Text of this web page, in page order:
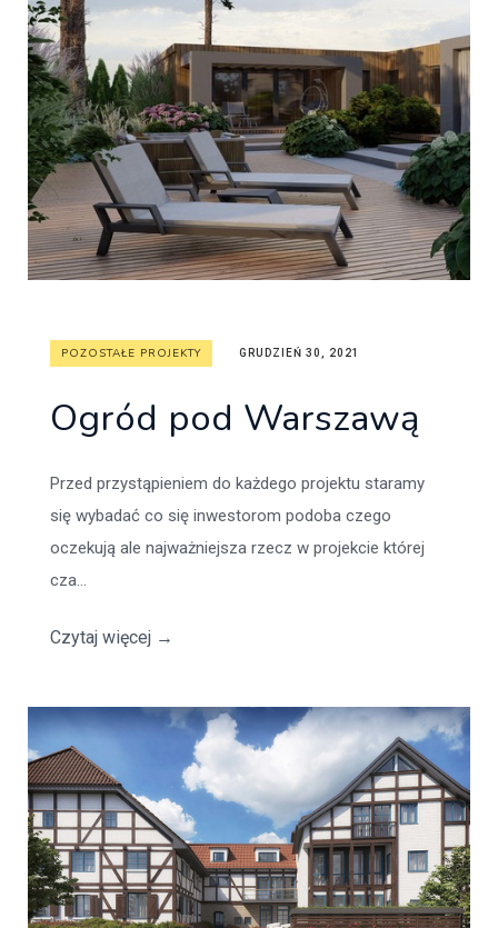
POZOSTAŁE PROJEKTY GRUDZIEŃ 30, 2021
Ogród pod Warszawą
Przed przystąpieniem do każdego projektu staramy
się wybadać co się inwestorom podoba czego
oczekują ale najważniejsza rzecz w projekcie której
cza...
Czytaj więcej →